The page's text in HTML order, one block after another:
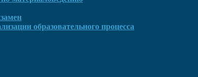
образовательного процесса